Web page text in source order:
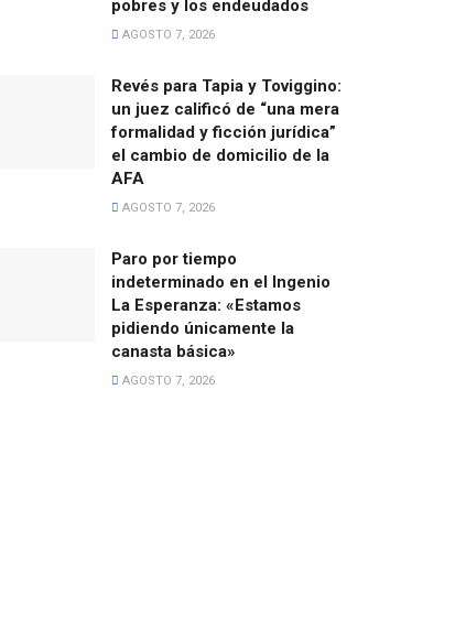
pobres y los endeudados
AGOSTO 7, 2026
Revés para Tapia y Toviggino:
un juez calificó de “una mera
formalidad y ficción jurídica”
el cambio de domicilio de la
AFA
AGOSTO 7, 2026
Paro por tiempo
indeterminado en el Ingenio
La Esperanza: «Estamos
pidiendo únicamente la
canasta básica»
AGOSTO 7, 2026